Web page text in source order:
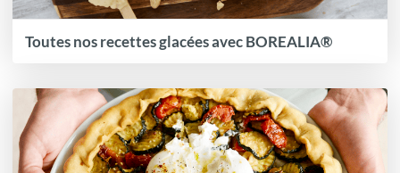
Toutes nos recettes glacées avec BOREALIA®